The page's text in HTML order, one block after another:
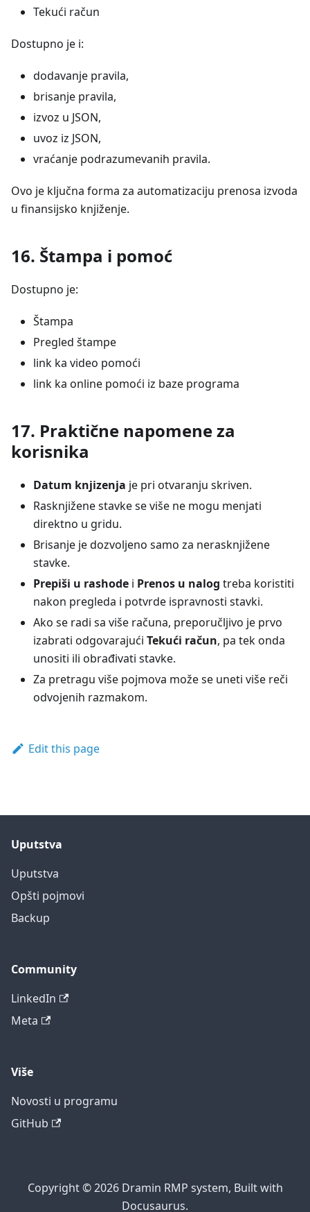
Tekući račun
Dostupno je i:
dodavanje pravila,
brisanje pravila,
izvoz u JSON,
uvoz iz JSON,
vraćanje podrazumevanih pravila.
Ovo je ključna forma za automatizaciju prenosa izvoda
u finansijsko knjiženje.
16. Štampa i pomoć
Dostupno je:
Štampa
Pregled štampe
link ka video pomoći
link ka online pomoći iz baze programa
17. Praktične napomene za
korisnika
Datum knjizenja je pri otvaranju skriven.
Rasknjižene stavke se više ne mogu menjati
direktno u gridu.
Brisanje je dozvoljeno samo za nerasknjižene
stavke.
Prepiši u rashode i Prenos u nalog treba koristiti
nakon pregleda i potvrde ispravnosti stavki.
Ako se radi sa više računa, preporučljivo je prvo
izabrati odgovarajući Tekući račun, pa tek onda
unositi ili obrađivati stavke.
Za pretragu više pojmova može se uneti više reči
odvojenih razmakom.
Edit this page
Uputstva
Uputstva
Opšti pojmovi
Backup
Community
LinkedIn
Meta
Više
Novosti u programu
GitHub
Copyright © 2026 Dramin RMP system, Built with
Docusaurus.